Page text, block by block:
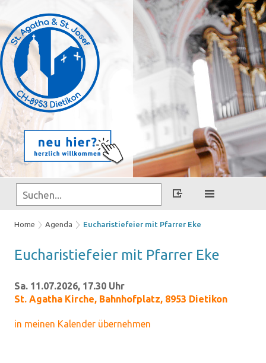
Home Agenda Eucharistiefeier mit Pfarrer Eke
Eu­cha­ris­tie­fei­er mit Pfar­rer Eke
Sa. 11.07.2026, 17.30 Uhr
St. Agatha Kirche, Bahnhofplatz, 8953 Dietikon
in meinen Kalender übernehmen